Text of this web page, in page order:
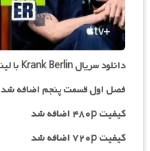
دانلود سریال Krank Berlin با لینک مستقیم
فصل اول قسمت پنجم اضافه شد
کیفیت ۴۸۰p اضافه شد
کیفیت ۷۲۰p
اضافه شد